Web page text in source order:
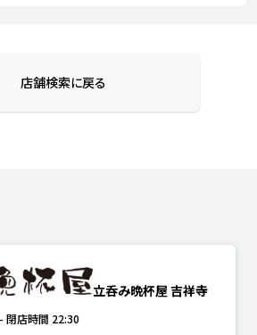
店舗検索に戻る
立呑み晩杯屋 吉祥寺
- 閉店時間 22:30